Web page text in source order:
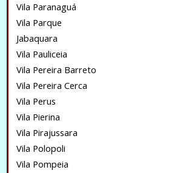
Vila Paranaguá
Vila Parque
Jabaquara
Vila Pauliceia
Vila Pereira Barreto
Vila Pereira Cerca
Vila Perus
Vila Pierina
Vila Pirajussara
Vila Polopoli
Vila Pompeia